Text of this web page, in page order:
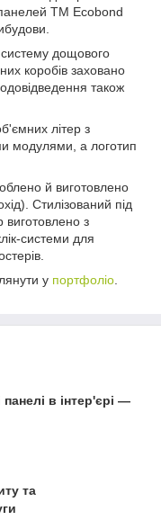
TM Ecobond
дощового
коробів заховано
також
літер з
модулями, а логотип
й виготовлено
Стилізований під
з
системи для
у портфоліо
в інтер'єрі —
та